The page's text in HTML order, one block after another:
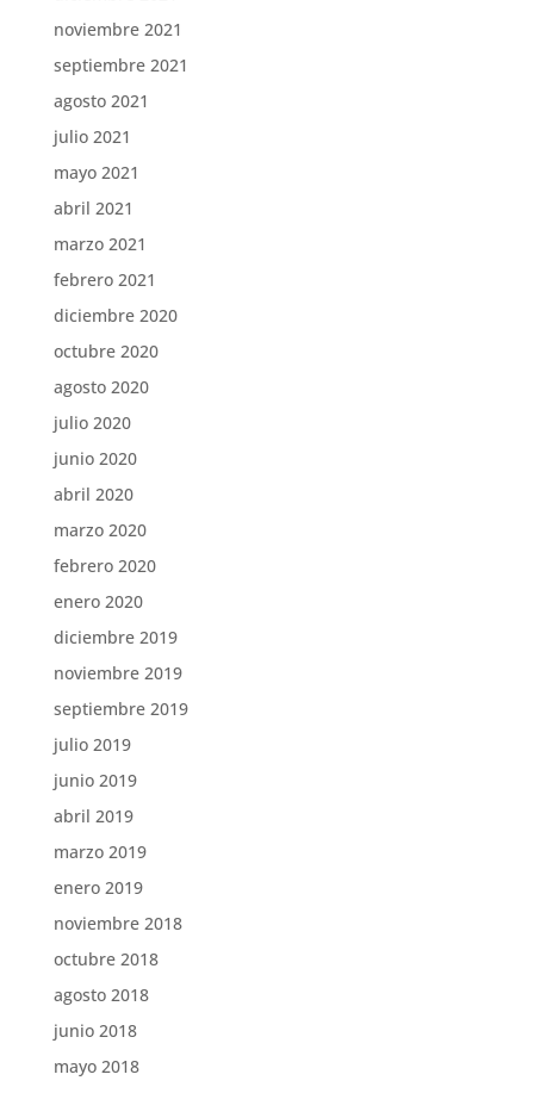
noviembre 2021
septiembre 2021
agosto 2021
julio 2021
mayo 2021
abril 2021
marzo 2021
febrero 2021
diciembre 2020
octubre 2020
agosto 2020
julio 2020
junio 2020
abril 2020
marzo 2020
febrero 2020
enero 2020
diciembre 2019
noviembre 2019
septiembre 2019
julio 2019
junio 2019
abril 2019
marzo 2019
enero 2019
noviembre 2018
octubre 2018
agosto 2018
junio 2018
mayo 2018